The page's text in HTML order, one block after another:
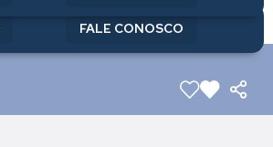
FALE CONOSCO